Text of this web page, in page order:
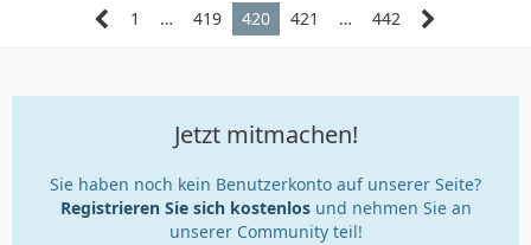
1 … 419 420 421 … 442
Jetzt mitmachen!
Sie haben noch kein Benutzerkonto auf unserer Seite?
Registrieren Sie sich kostenlosund nehmen Sie an
unserer Community teil!